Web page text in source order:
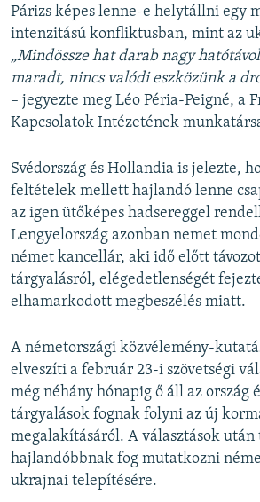
Párizs képes lenne-e helytállni egy
intenzitású konfliktusban, mint az
„Mindössze hat darab nagy
maradt, nincs valódi eszközünk a
– jegyezte meg Léo Péria-Peigné, a
Kapcsolatok Intézetének
Svédország és Hollandia is jelezte,
feltételek mellett hajlandó lenne
az igen ütőképes hadsereggel
Lengyelország azonban nemet
német kancellár, aki idő előtt
tárgyalásról, elégedetlenségét
elhamarkodott megbeszélés miatt.
A németországi közvélemény-
elveszíti a február 23-i szövetségi
még néhány hónapig ő áll az ország
tárgyalások fognak folyni az új
megalakításáról. A választások után
hajlandóbbnak fog mutatkozni
ukrajnai telepítésére.